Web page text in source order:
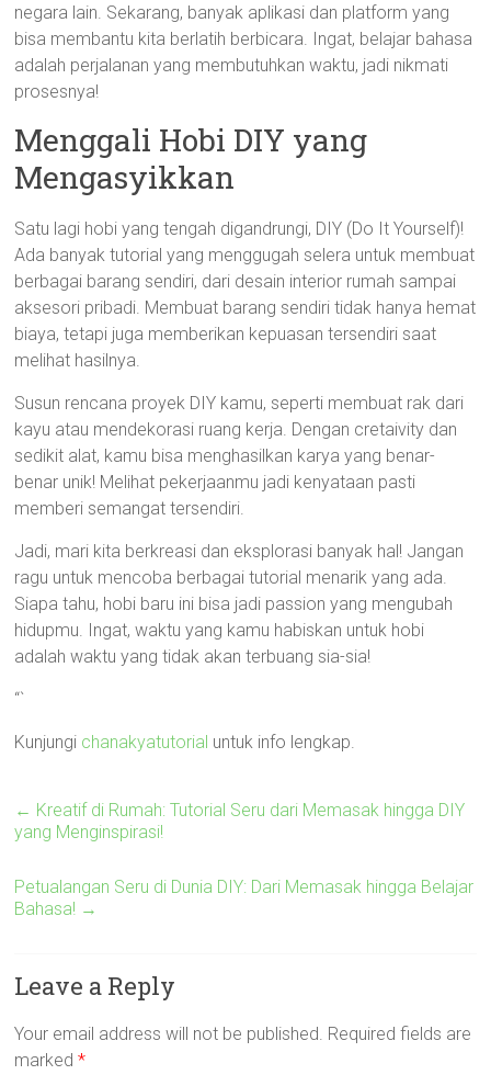
negara lain. Sekarang, banyak aplikasi dan platform yang
bisa membantu kita berlatih berbicara. Ingat, belajar bahasa
adalah perjalanan yang membutuhkan waktu, jadi nikmati
prosesnya!
Menggali Hobi DIY yang
Mengasyikkan
Satu lagi hobi yang tengah digandrungi, DIY (Do It Yourself)!
Ada banyak tutorial yang menggugah selera untuk membuat
berbagai barang sendiri, dari desain interior rumah sampai
aksesori pribadi. Membuat barang sendiri tidak hanya hemat
biaya, tetapi juga memberikan kepuasan tersendiri saat
melihat hasilnya.
Susun rencana proyek DIY kamu, seperti membuat rak dari
kayu atau mendekorasi ruang kerja. Dengan cretaivity dan
sedikit alat, kamu bisa menghasilkan karya yang benar-
benar unik! Melihat pekerjaanmu jadi kenyataan pasti
memberi semangat tersendiri.
Jadi, mari kita berkreasi dan eksplorasi banyak hal! Jangan
ragu untuk mencoba berbagai tutorial menarik yang ada.
Siapa tahu, hobi baru ini bisa jadi passion yang mengubah
hidupmu. Ingat, waktu yang kamu habiskan untuk hobi
adalah waktu yang tidak akan terbuang sia-sia!
“`
Kunjungi chanakyatutorial untuk info lengkap.
← Kreatif di Rumah: Tutorial Seru dari Memasak hingga DIY
yang Menginspirasi!
Petualangan Seru di Dunia DIY: Dari Memasak hingga Belajar
Bahasa! →
Leave a Reply
Your email address will not be published. Required fields are
marked*